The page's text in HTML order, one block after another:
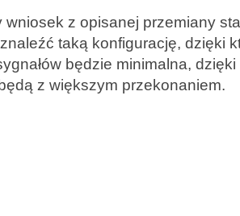
wniosek z opisanej przemiany
taką konfigurację, dzięki
będzie minimalna,
z większym przekonaniem.